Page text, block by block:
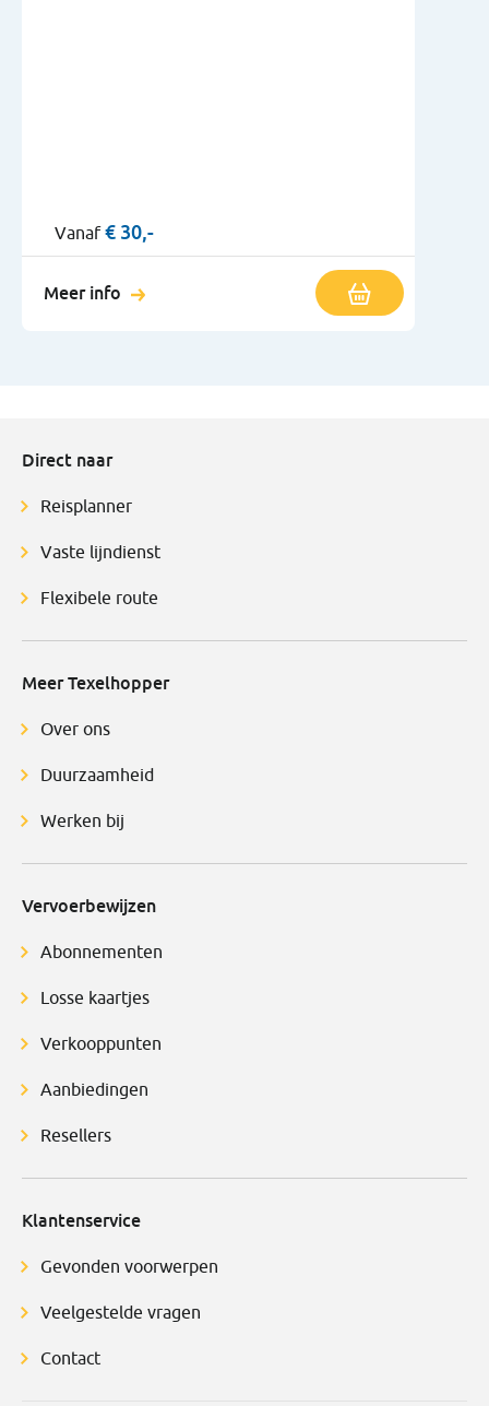
Vanaf € 30,-
Meer info
Direct naar
Reisplanner
Vaste lijndienst
Flexibele route
Meer Texelhopper
Over ons
Duurzaamheid
Werken bij
Vervoerbewijzen
Abonnementen
Losse kaartjes
Verkooppunten
Aanbiedingen
Resellers
Klantenservice
Gevonden voorwerpen
Veelgestelde vragen
Contact